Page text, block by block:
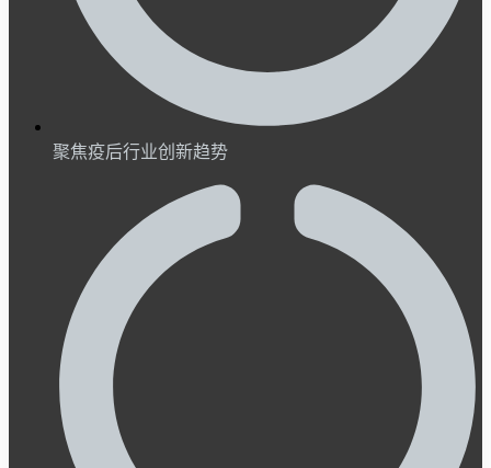
聚焦疫后行业创新趋势